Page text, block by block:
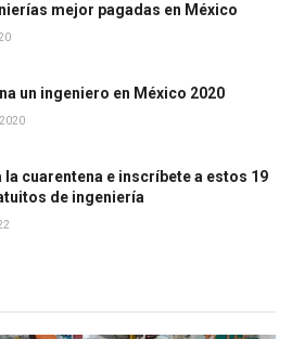
mejor pagadas en México
un ingeniero en México 2020
la cuarentena e inscríbete a estos 19
de ingeniería